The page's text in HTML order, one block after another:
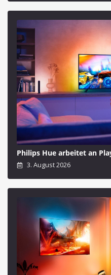
Philips Hue arbeitet an
3. August 2026